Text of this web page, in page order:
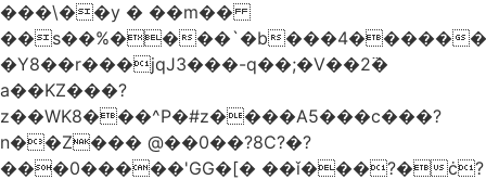
���\��y � ��m��
��s��%����`�b���4�����
�Y8��r���jqJ3���-q��;�V��2߳�
a��KZ���?
z��WK8���^P�#z����A5���c���?
n��Z��� @��0��?8C?�?
���0�����'GG�[� ��ǐ���?�ċ?